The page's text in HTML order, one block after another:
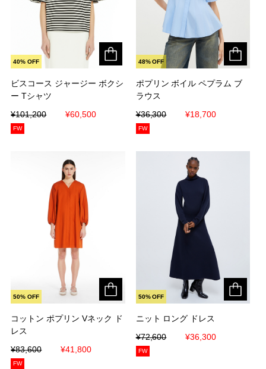
ビスコース ジャージー ボクシ
ー Tシャツ
¥101,200
¥60,500
40% OFF
ビスコース ジャージー ボクシ
ー Tシャツ
¥101,200
¥60,500
FW
ポプリン ボイル ペプラム ブ
ラウス
¥36,300
¥18,700
48% OFF
ポプリン ボイル ペプラム ブ
ラウス
¥36,300
¥18,700
FW
コットン ポプリン Vネック ド
レス
¥83,600
¥41,800
50% OFF
コットン ポプリン Vネック ド
レス
¥83,600
¥41,800
FW
ニット ロング ドレス
¥72,600
¥36,300
50% OFF
ニット ロング ドレス
¥72,600
¥36,300
FW